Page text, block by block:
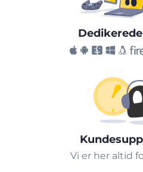
Vi er her altid